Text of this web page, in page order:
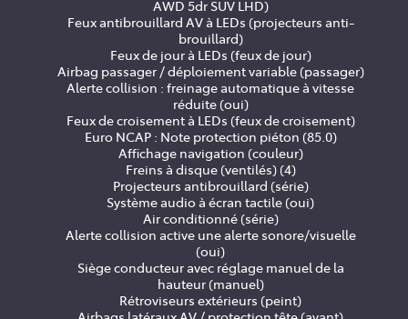
AWD 5dr SUV LHD)
Feux antibrouillard AV à LEDs (projecteurs anti-
brouillard)
Feux de jour à LEDs (feux de jour)
Airbag passager / déploiement variable (passager)
Alerte collision : freinage automatique à vitesse
réduite (oui)
Feux de croisement à LEDs (feux de croisement)
Euro NCAP : Note protection piéton (85.0)
Affichage navigation (couleur)
Freins à disque (ventilés) (4)
Projecteurs antibrouillard (série)
Système audio à écran tactile (oui)
Air conditionné (série)
Alerte collision active une alerte sonore/visuelle
(oui)
Siège conducteur avec réglage manuel de la
hauteur (manuel)
Rétroviseurs extérieurs (peint)